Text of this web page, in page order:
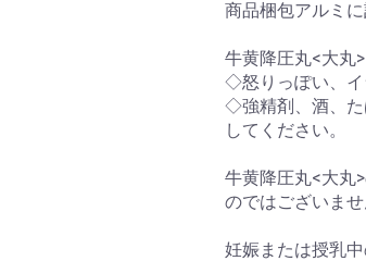
商品梱包アルミ
牛黄降圧丸<大丸
◇怒りっぽい、イ
◇強精剤、酒、た
してください。
牛黄降圧丸<大丸
のではございま
妊娠または授乳